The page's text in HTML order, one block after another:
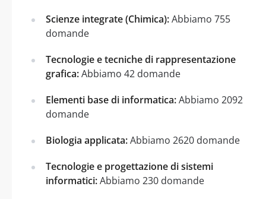
Scienze integrate (Chimica):Abbiamo 755
domande
Tecnologie e tecniche di rappresentazione
grafica:Abbiamo 42 domande
Elementi base di informatica:Abbiamo 2092
domande
Biologia applicata:Abbiamo 2620 domande
Tecnologie e progettazione di sistemi
informatici:Abbiamo 230 domande